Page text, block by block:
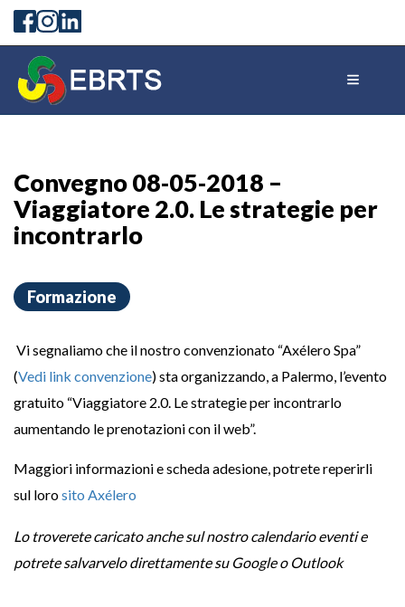
Convegno 08-05-2018 –
Viaggiatore 2.0. Le strategie per
incontrarlo
Formazione
Vi segnaliamo che il nostro convenzionato “Axélero Spa”
(Vedi link convenzione) sta organizzando, a Palermo, l’evento
gratuito “Viaggiatore 2.0. Le strategie per incontrarlo
aumentando le prenotazioni con il web”.
Maggiori informazioni e scheda adesione, potrete reperirli
sul lorosito Axélero
Lo troverete caricato anche sul nostro calendario eventi e
potrete salvarvelo direttamente su Google o Outlook